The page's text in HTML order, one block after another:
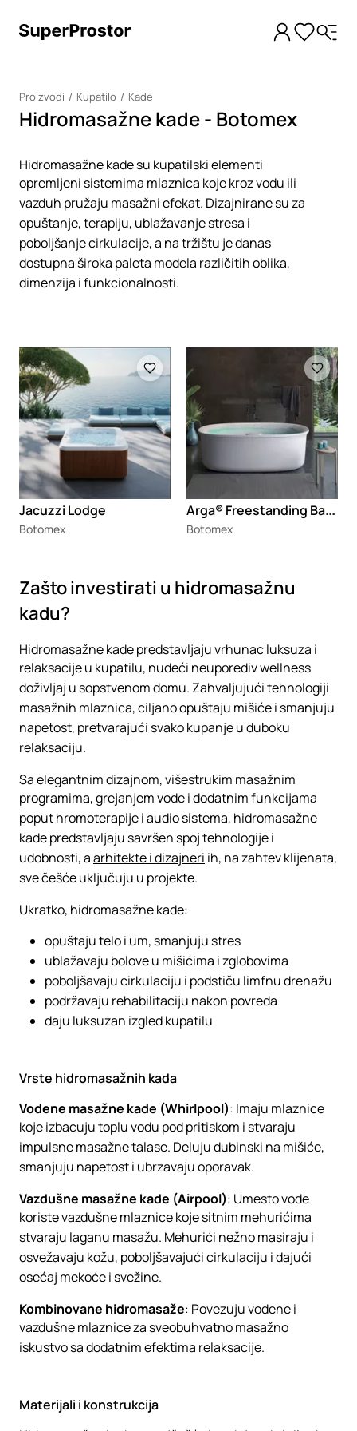
Proizvodi Kupatilo Kade
Hidromasažne kade - Botomex
Hidromasažne kade su kupatilski elementi
opremljeni sistemima mlaznica koje kroz vodu ili
vazduh pružaju masažni efekat. Dizajnirane su za
opuštanje, terapiju, ublažavanje stresa i
poboljšanje cirkulacije, a na tržištu je danas
dostupna široka paleta modela različitih oblika,
dimenzija i funkcionalnosti.
Loading
Jacuzzi Lodge
Botomex
A
rga® Freestanding Bath
Botomex
Zašto investirati u hidromasažnu
kadu?
Hidromasažne kade predstavljaju vrhunac luksuza i
relaksacije u kupatilu, nudeći neuporedivwellness
doživljaj u sopstvenom domu. Zahvaljujući tehnologiji
masažnih mlaznica, ciljano opuštaju mišiće i smanjuju
napetost, pretvarajući svako kupanje u duboku
relaksaciju.
Sa elegantnim dizajnom, višestrukim masažnim
programima, grejanjem vode i dodatnim funkcijama
poput hromoterapije i audio sistema, hidromasažne
kade predstavljaju savršen spoj tehnologije i
udobnosti, aarhitekte i dizajneri ih, na zahtev klijenata,
sve češće uključuju u projekte.
Ukratko, hidromasažne kade:
opuštaju telo i um, smanjuju stres
ublažavaju bolove u mišićima i zglobovima
poboljšavaju cirkulaciju i podstiču limfnu drenažu
podržavaju rehabilitaciju nakon povreda
daju luksuzan izgled kupatilu
Vrste hidromasažnih kada
Vodene masažne kade (Whirlpool): Imaju mlaznice
koje izbacuju toplu vodu pod pritiskom i stvaraju
impulsne masažne talase. Deluju dubinski na mišiće,
smanjuju napetost i ubrzavaju oporavak.
Vazdušne masažne kade (Airpool): Umesto vode
koriste vazdušne mlaznice koje sitnim mehurićima
stvaraju laganu masažu. Mehurići nežno masiraju i
osvežavaju kožu, poboljšavajući cirkulaciju i dajući
osećaj mekoće i svežine.
Kombinovane hidromasaže: Povezuju vodene i
vazdušne mlaznice za sveobuhvatno masažno
iskustvo sa dodatnim efektima relaksacije.
Materijali i konstrukcija